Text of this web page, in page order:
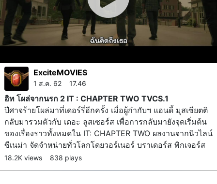
ExciteMOVIES
1 ส.ค. 62 17.46
อิท โผล่จากนรก 2 IT : CHAPTER TWO TVCS.1
ปีศาจร้ายโผล่มาที่เดอร์รี่อีกครั้ง เมื่อผู้กำกับฯ แอนดี้ มุสเซียตติ
กลับมารวมตัวกับ เดอะ ลูสเซอร์ส เพื่อการกลับมายังจุดเริ่มต้น
ของเรื่องราวทั้งหมดใน IT: CHAPTER TWO ผลงานจากนิวไลน์
ซีเนม่า จัดจำหน่ายทั่วโลกโดยวอร์เนอร์ บราเดอร์ส พิกเจอร์ส
18.2K views 838 plays